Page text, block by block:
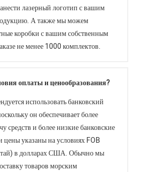
лазерный логотип с вашим
А также мы можем
коробки с вашим собственным
не менее 1000 комплектов.
оплаты и ценообразования?
использовать банковский
он обеспечивает более
средств и более низкие банковские
указаны на условиях FOB
в долларах США. Обычно мы
товаров морским